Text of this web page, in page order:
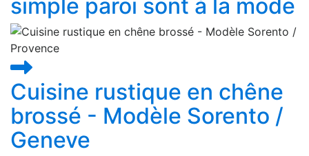
simple paroi sont à la mode
Cuisine rustique en chêne
brossé - Modèle Sorento /
Geneve